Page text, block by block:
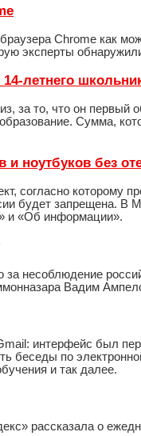
Chrome как
эксперты
летнего
за то, что он первый
Сумма,
ноутбуков без
согласно которому
будет запрещена. В
и «Об информации».
несоблюдение
Вадим
интерфейс был
беседы по
и так далее.
рассказала о